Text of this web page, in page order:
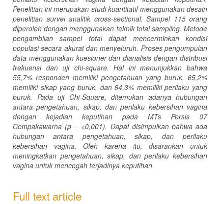
Penelitian ini merupakan studi kuantitatif menggunakan desain
penelitian survei analitik cross-sectional. Sampel 115 orang
diperoleh dengan menggunakan teknik total sampling. Metode
pengambilan sampel total dapat mencerminkan kondisi
populasi secara akurat dan menyeluruh. Proses pengumpulan
data menggunakan kuesioner dan dianalisis dengan distribusi
frekuensi dan uji chi-square. Hal ini menunjukkan bahwa
55,7% responden memiliki pengetahuan yang buruk, 65,2%
memiliki sikap yang buruk, dan 64,3% memiliki perilaku yang
buruk. Pada uji Chi-Square, ditemukan adanya hubungan
antara pengetahuan, sikap, dan perilaku kebersihan vagina
dengan kejadian keputihan pada MTs Persis 07
Cempakawarna (p = <0,001). Dapat disimpulkan bahwa ada
hubungan antara pengetahuan, sikap, dan perilaku
kebersihan vagina. Oleh karena itu, disarankan untuk
meningkatkan pengetahuan, sikap, dan perilaku kebersihan
vagina untuk mencegah terjadinya keputihan.
Full text article